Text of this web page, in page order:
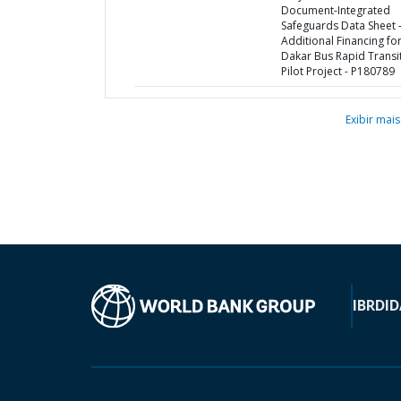
Document-Integrated
Safeguards Data Sheet -
Additional Financing for
Dakar Bus Rapid
Pilot Project - P180789
Exibir mais
IBRD